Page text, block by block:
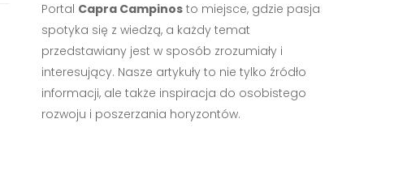
Portal Capra Campinosto miejsce, gdzie pasja
spotyka się z wiedzą, a każdy temat
przedstawiany jest w sposób zrozumiały i
interesujący. Nasze artykuły to nie tylko źródło
informacji, ale także inspiracja do osobistego
rozwoju i poszerzania horyzontów.